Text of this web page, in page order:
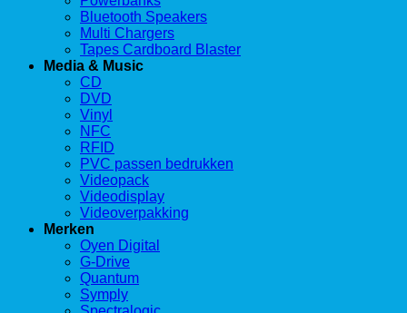
Bluetooth Speakers
Multi Chargers
Tapes Cardboard Blaster
Media & Music
CD
DVD
Vinyl
NFC
RFID
PVC passen bedrukken
Videopack
Videodisplay
Videoverpakking
Merken
Oyen Digital
G-Drive
Quantum
Symply